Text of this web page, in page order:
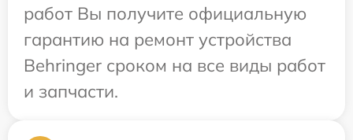
работ Вы получите официальную
гарантию на ремонт устройства
Behringer сроком на все виды работ
и запчасти.